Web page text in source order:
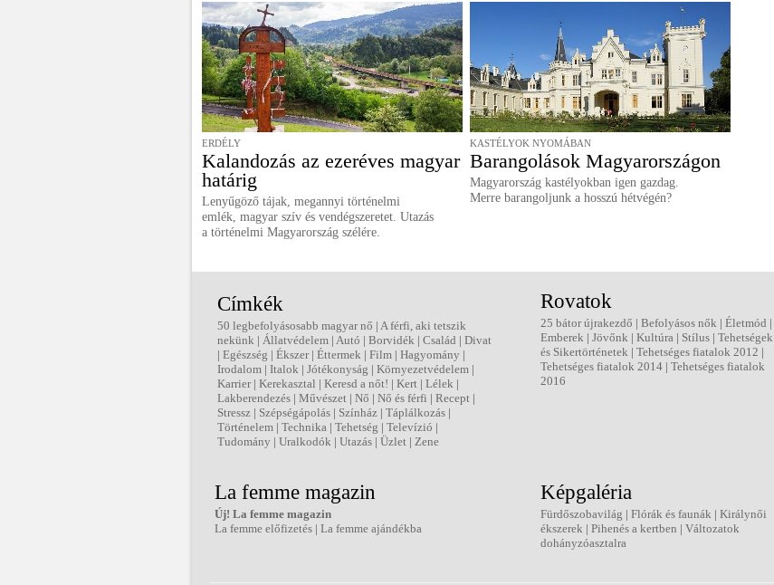
ERDÉLY
Kalandozás az ezeréves magyar
határig
Lenyűgöző tájak, megannyi történelmi
emlék, magyar szív és vendégszeretet. Utazás
a történelmi Magyarország szélére.
KASTÉLYOK NYOMÁBAN
Barangolások Magyarországon
Magyarország kastélyokban igen gazdag.
Merre barangoljunk a hosszú hétvégén?
Címkék
50 legbefolyásosabb magyar nő | A férfi, aki tetszik
nekünk | Állatvédelem | Autó | Borvidék | Család | Divat
| Egészség | Ékszer| Éttermek | Film | Hagyomány |
Irodalom | Italok | Jótékonyság | Környezetvédelem |
Karrier| Kerekasztal | Keresd a nőt! | Kert | Lélek |
Lakberendezés | Művészet | Nő | Nő és férfi | Recept |
Stressz | Szépségápolás | Színház | Táplálkozás |
Történelem | Technika | Tehetség | Televízió |
Tudomány | Uralkodók | Utazás | Üzlet | Zene
Rovatok
25 bátor újrakezdő | Befolyásos nők | Életmód |
Emberek | Jövőnk | Kultúra | Stílus | Tehetségek
és Sikertörténetek | Tehetséges fiatalok 2012 |
Tehetséges fiatalok 2014 | Tehetséges fiatalok
2016
La femme magazin
Új! La femme magazin
La femme előfizetés | La femme ajándékba
Képgaléria
Fürdőszobavilág | Flórák és faunák | Királynői
ékszerek | Pihenés a kertben | Változatok
dohányzóasztalra